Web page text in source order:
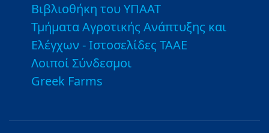
Βιβλιοθήκη του ΥΠΑΑΤ
Τμήματα Αγροτικής Ανάπτυξης και
Ελέγχων - Ιστοσελίδες ΤΑΑΕ
Λοιποί Σύνδεσμοι
Greek Farms